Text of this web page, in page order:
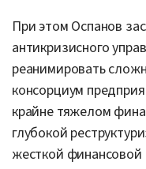
При этом Оспанов
антикризисного
реанимировать
консорциум
крайне тяжелом
глубокой
жесткой